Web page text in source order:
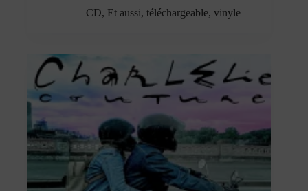
CD, Et aussi, téléchargeable, vinyle